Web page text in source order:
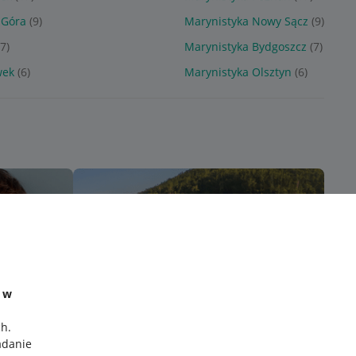
w
.
(9) Marynistyka Nowy Sącz (9)
Marynistyka Bydgoszcz (7)
(6) Marynistyka Olsztyn (6)